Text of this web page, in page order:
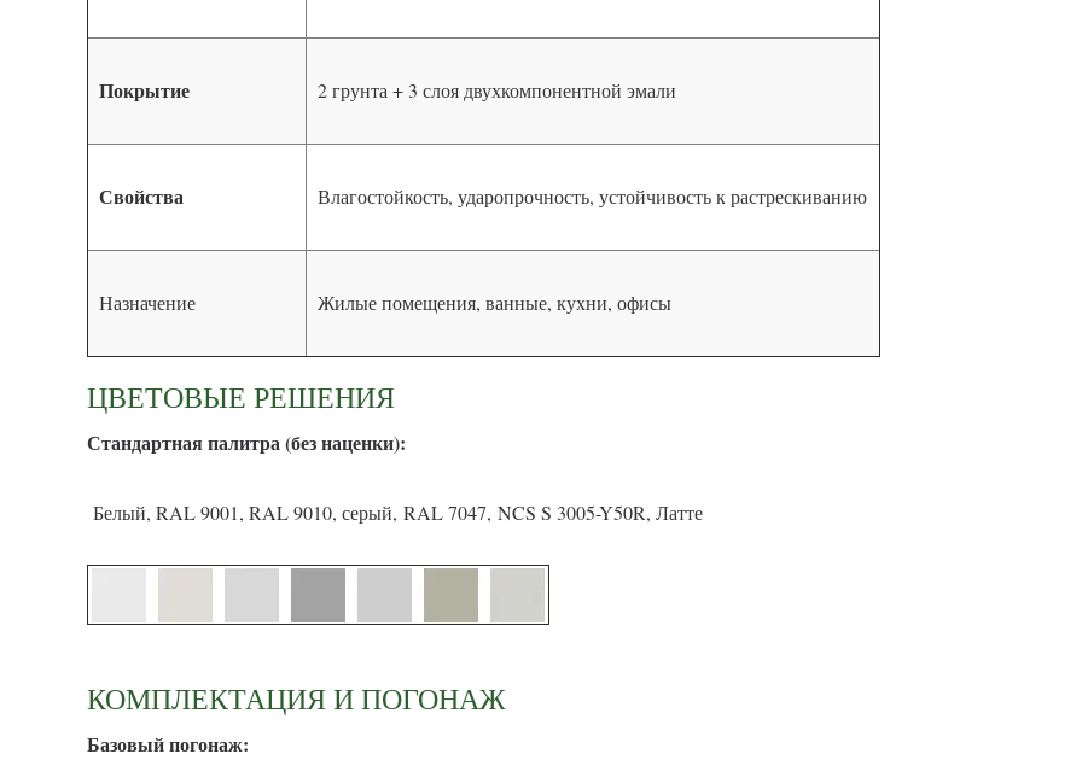
Покрытие 2 грунта + 3 слоя двухкомпонентной эмали
Свойства Влагостойкость, ударопрочность, устойчивость к растрескиванию
Назначение Жилые помещения, ванные, кухни, офисы
ЦВЕТОВЫЕ РЕШЕНИЯ
Стандартная палитра (без наценки):
Белый, RAL 9001, RAL 9010, серый, RAL 7047, NCS S 3005-Y50R, Латте
КОМПЛЕКТАЦИЯ И ПОГОНАЖ
Базовый погонаж: